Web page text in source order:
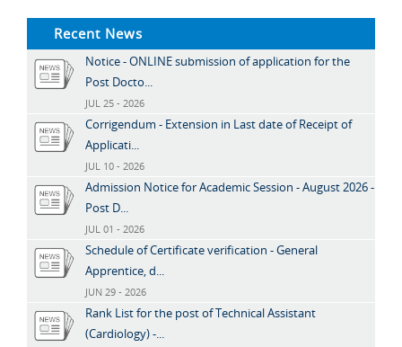
Recent News
Notice - ONLINE submission of application for the
Post Docto...
JUL 25 - 2026
Corrigendum - Extension in Last date of Receipt of
Applicati...
JUL 10 - 2026
Admission Notice for Academic Session - August 2026 -
Post D...
JUL 01 - 2026
Schedule of Certificate verification - General
Apprentice, d...
JUN 29 - 2026
Rank List for the post of Technical Assistant
(Cardiology) -...